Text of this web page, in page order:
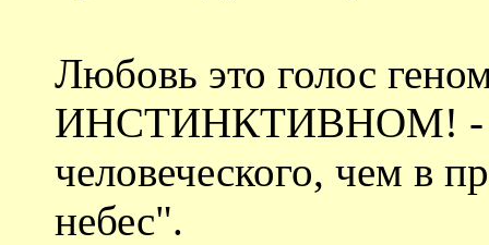
Любовь это голос
ИНСТИНКТИВНОМ! -
человеческого, чем в
небес".